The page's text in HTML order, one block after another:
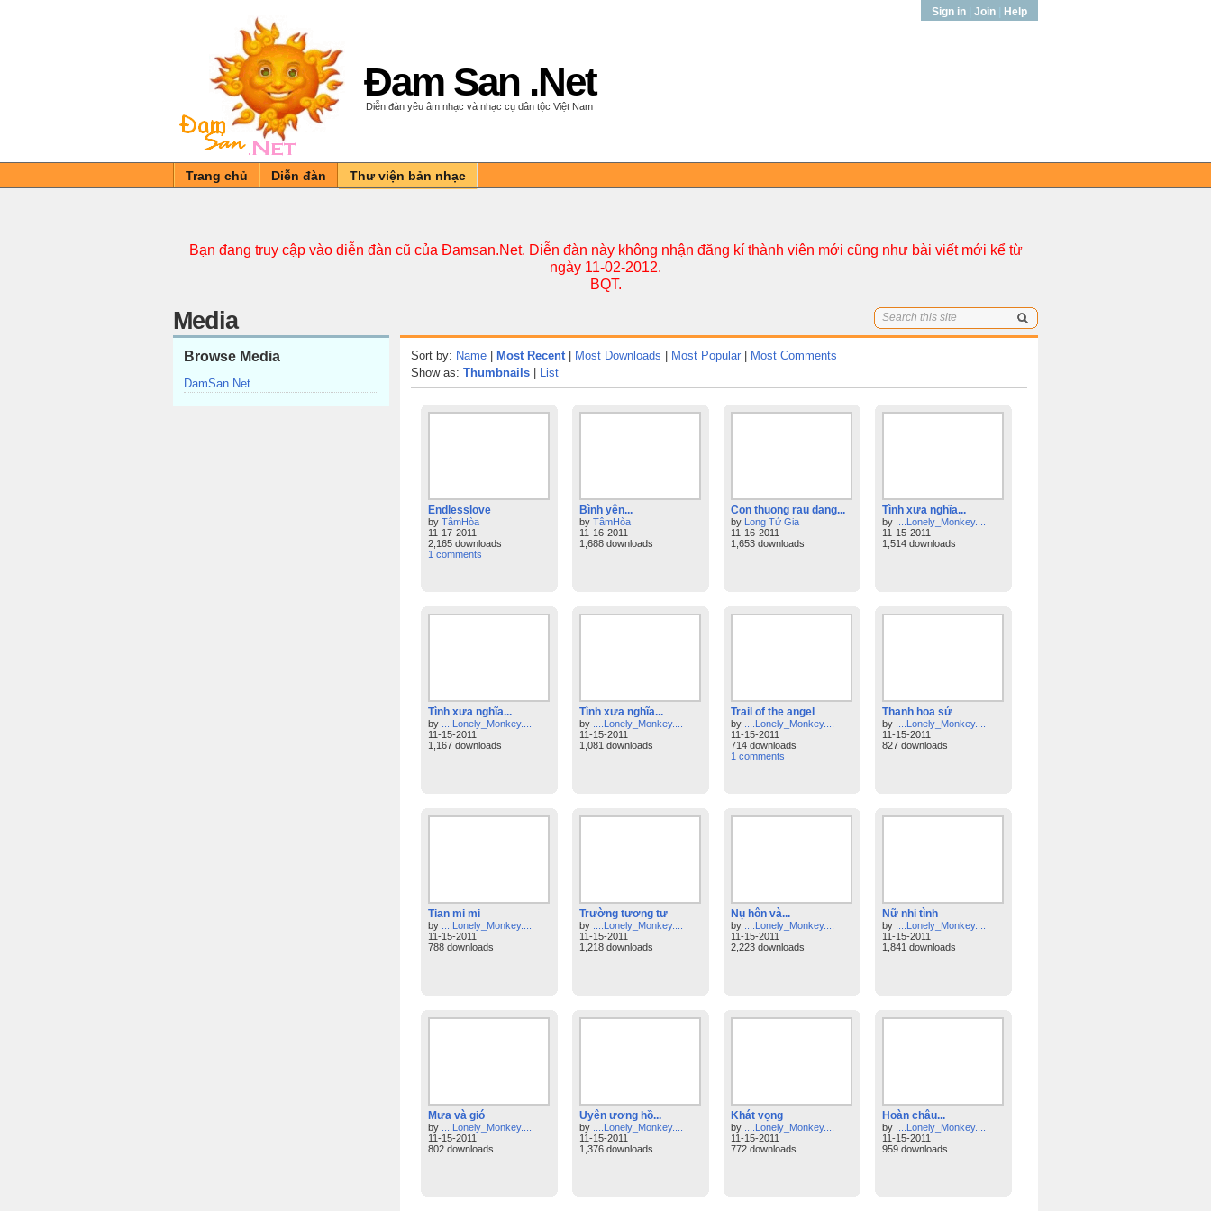
Đam San .Net
Diễn đàn yêu âm nhạc và nhạc cụ dân tộc Việt Nam
Sign in Join Help
Trang chủ Diễn đàn Thư viện bản nhạc
Bạn đang truy cập vào diễn đàn cũ của Đamsan.Net. Diễn đàn này không nhận đăng kí thành viên mới cũng như bài viết mới kể từ
ngày 11-02-2012.
BQT.
Media
Browse Media
DamSan.Net
Sort by: Name Most Recent| Most Downloads Most Popular
Most Comments
Show as: Thumbnails | List
Endlesslove
by TâmHòa
11-17-2011
2,165 downloads
1 comments
Bình yên...
by TâmHòa
11-16-2011
1,688 downloads
Con thuong rau dang...
by
Long Tứ Gia
11-16-2011
1,653 downloads
Tình xưa nghĩa...
by
....Lonely_Monkey....
11-15-2011
1,514 downloads
Tình xưa nghĩa...
by
....Lonely_Monkey....
11-15-2011
1,167 downloads
Tình xưa nghĩa...
by
....Lonely_Monkey....
11-15-2011
1,081 downloads
Trail of the angel
by
....Lonely_Monkey....
11-15-2011
714 downloads
1 comments
Thanh hoa sứ
by
....Lonely_Monkey....
11-15-2011
827 downloads
Tian mi mi
by
....Lonely_Monkey....
11-15-2011
788 downloads
Trường tương tư
by
....Lonely_Monkey....
11-15-2011
1,218 downloads
Nụ hôn và...
by
....Lonely_Monkey....
11-15-2011
2,223 downloads
Nữ nhi tình
by
....Lonely_Monkey....
11-15-2011
1,841 downloads
Mưa và gió
by
....Lonely_Monkey....
11-15-2011
802 downloads
Uyên ương hồ...
by
....Lonely_Monkey....
11-15-2011
1,376 downloads
Khát vọng
by
....Lonely_Monkey....
11-15-2011
772 downloads
Hoàn châu...
by
....Lonely_Monkey....
11-15-2011
959 downloads